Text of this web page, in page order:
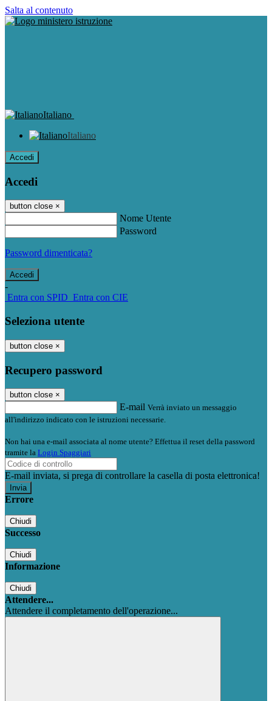
Salta al contenuto
Italiano
Italiano
Accedi
Accedi
button close ×
Nome Utente
Password
Password dimenticata?
-
Entra con SPID Entra con CIE
Seleziona utente
button close ×
Recupero password
button close ×
E-mail Verrà inviato un messaggio
all'indirizzo indicato con le istruzioni necessarie.
Non hai una e-mail associata al nome utente? Effettua il reset della password
tramite la Login Spaggiari
E-mail inviata, si prega di controllare la casella di posta elettronica!
Errore
Chiudi
Successo
Chiudi
Informazione
Chiudi
Attendere...
Attendere il completamento dell'operazione...